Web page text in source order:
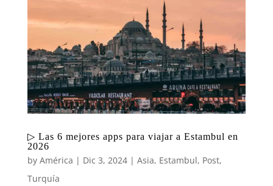
▷ Las 6 mejores apps para viajar a Estambul en
2026
by América | Dic 3, 2024| Asia, Estambul, Post,
Turquía